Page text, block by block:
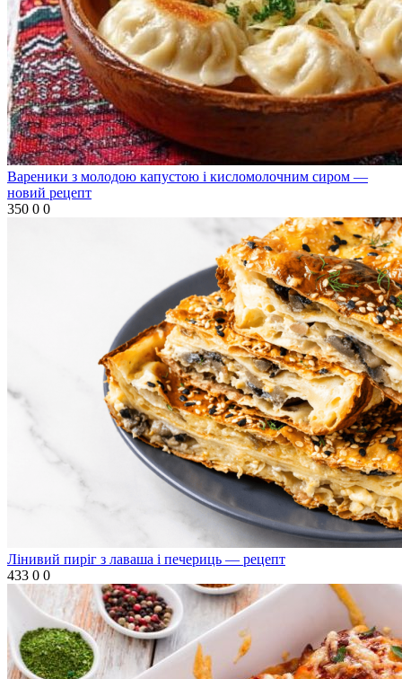
Вареники з молодою капустою і кисломолочним сиром —
новий рецепт
350 0 0
Лінивий пиріг з лаваша і печериць — рецепт
433 0 0